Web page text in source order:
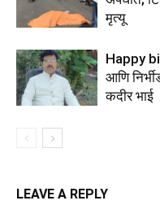
मृत्यू
Happy
आणि
कदीर भाई
LEAVE A REPLY